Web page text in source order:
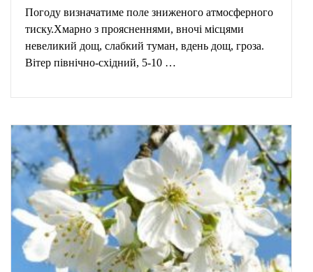
Погоду визначатиме поле зниженого атмосферного
тиску.Хмарно з проясненнями, вночі місцями
невеликий дощ, слабкий туман, вдень дощ, гроза.
Вітер північно-східний, 5-10 …